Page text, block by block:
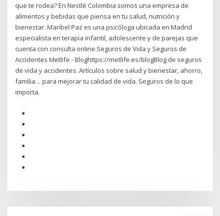
que te rodea? En Nestlé Colombia somos una empresa de
alimentos y bebidas que piensa en tu salud, nutrición y
bienestar. Maribel Paz es una psicóloga ubicada en Madrid
especialista en terapia infantil, adolescente y de parejas que
cuenta con consulta online.Seguros de Vida y Seguros de
Accidentes Metlife - Bloghttps://metlife.es/blogBlog de seguros
de vida y accidentes. Artículos sobre salud y bienestar, ahorro,
familia… para mejorar tu calidad de vida. Seguros de lo que
importa.